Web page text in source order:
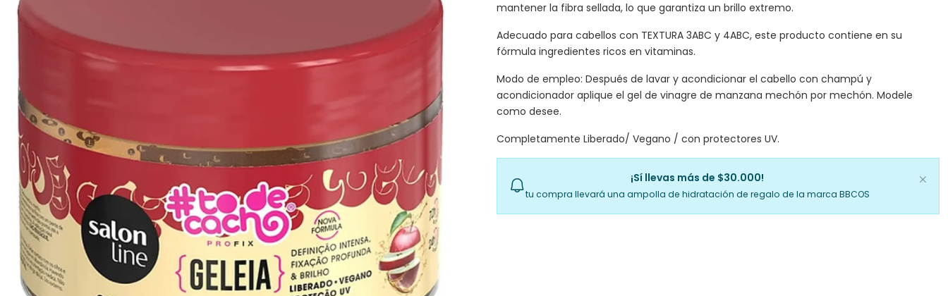
mantener la fibra sellada, lo que garantiza un brillo extremo.
Adecuado para cabellos con TEXTURA 3ABC y 4ABC, este producto contiene en su
fórmula ingredientes ricos en vitaminas.
Modo de empleo: Después de lavar y acondicionar el cabello con champú y
acondicionador aplique el gel de vinagre de manzana mechón por mechón. Modele
como desee.
Completamente Liberado/ Vegano / con protectores UV.
¡Sí llevas más de $30.000!
tu compra llevará una ampolla de hidratación de regalo de la marca BBCOS